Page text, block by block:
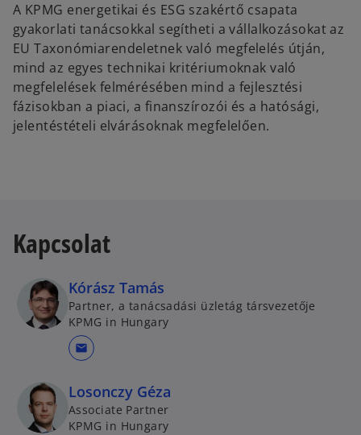
A KPMG energetikai és ESG szakértő csapata
gyakorlati tanácsokkal segítheti a vállalkozásokat az
EU Taxonómiarendeletnek való megfelelés útján,
mind az egyes technikai kritériumoknak való
megfelelések felmérésében mind a fejlesztési
fázisokban a piaci, a finanszírozói és a hatósági,
jelentéstételi elvárásoknak megfelelően.
Kapcsolat
Kórász Tamás
Partner, a tanácsadási üzletág társvezetője
KPMG in Hungary
mail
Losonczy Géza
Associate Partner
KPMG in Hungary